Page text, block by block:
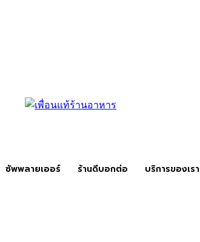
ซัพพลายเออร์ ร้านดีบอกต่อ บริการของเรา